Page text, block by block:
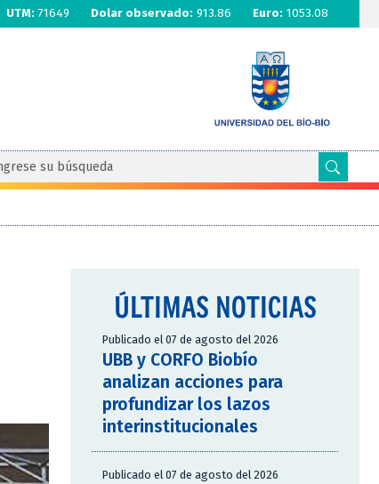
UTM: 71649 Dolar observado: 913.86 Euro: 1053.08
ÚLTIMAS NOTICIAS
Publicado el 07 de agosto del 2026
UBB y CORFO Biobío
analizan acciones para
profundizar los lazos
interinstitucionales
Publicado el 07 de agosto del 2026